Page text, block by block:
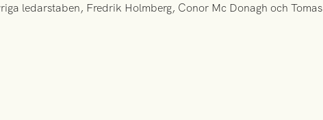
ledarstaben, Fredrik Holmberg, Conor Mc Donagh och Tomas